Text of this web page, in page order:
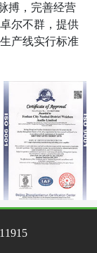
搏，完善经营
尔不群，提供
产线实行标准